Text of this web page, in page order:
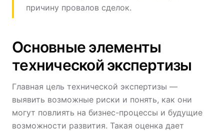
причину провалов сделок.
Основные элементы
технической экспертизы
Главная цель технической экспертизы —
выявить возможные риски и понять, как они
могут повлиять на бизнес-процессы и будущие
возможности развития. Такая оценка дает